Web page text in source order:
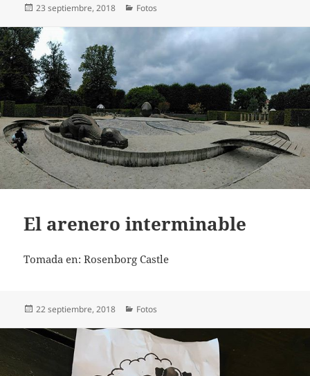
Publicado
23 septiembre, 2018 Categorías
Fotos
El arenero interminable
Tomada en: Rosenborg Castle
Publicado
22 septiembre, 2018 Categorías
Fotos